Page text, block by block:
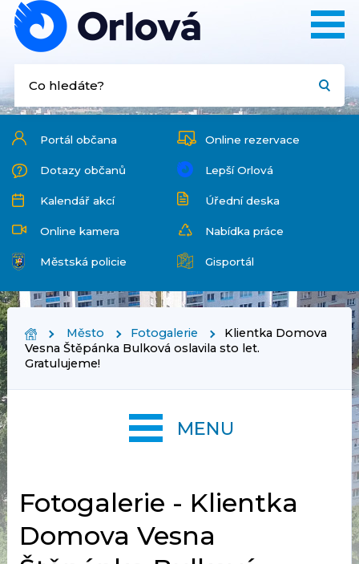
Portál občana Online rezervace
Dotazy občanů Lepší Orlová
Kalendář akcí Úřední deska
Online kamera Nabídka práce
Městská policie Gisportál
Město Fotogalerie
Klientka Domova
Vesna Štěpánka Bulková oslavila sto let.
Gratulujeme!
Fotogalerie - Klientka
Domova Vesna
MENU